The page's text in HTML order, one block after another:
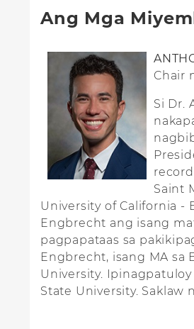
Ang Mga
Chair
Si Dr.
Saint
University of California -
Engbrecht ang isang
pagpapataas sa
Engbrecht, isang MA sa
University.
State University. Saklaw